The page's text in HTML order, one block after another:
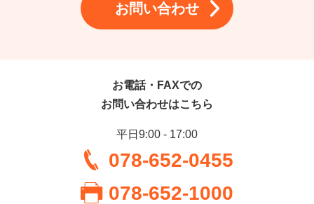
お問い合わせ
お電話・FAXでの
お問い合わせはこちら
078-652-0455
平日9:00 - 17:00
078-652-1000